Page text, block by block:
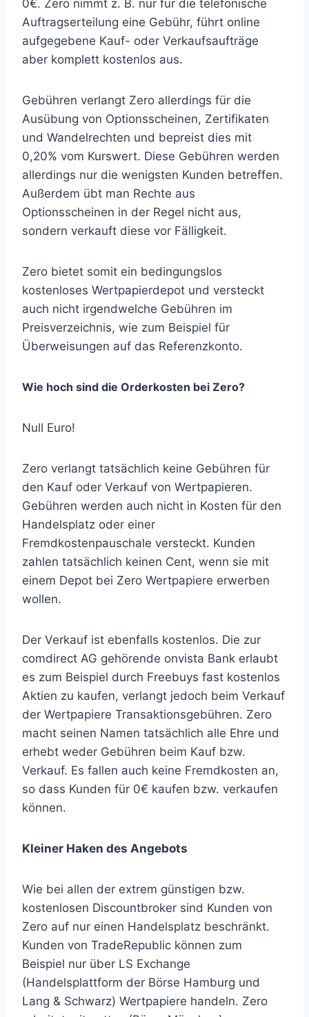
0€. Zero nimmt z. B. nur für die telefonische
Auftragserteilung eine Gebühr, führt online
aufgegebene Kauf- oder Verkaufsaufträge
aber komplett kostenlos aus.
Gebühren verlangt Zero allerdings für die
Ausübung von Optionsscheinen, Zertifikaten
und Wandelrechten und bepreist dies mit
0,20% vom Kurswert. Diese Gebühren werden
allerdings nur die wenigsten Kunden betreffen.
Außerdem übt man Rechte aus
Optionsscheinen in der Regel nicht aus,
sondern verkauft diese vor Fälligkeit.
Zero bietet somit ein bedingungslos
kostenloses Wertpapierdepot und versteckt
auch nicht irgendwelche Gebühren im
Preisverzeichnis, wie zum Beispiel für
Überweisungen auf das Referenzkonto.
Wie hoch sind die Orderkosten bei Zero?
Null Euro!
Zero verlangt tatsächlich keine Gebühren für
den Kauf oder Verkauf von Wertpapieren.
Gebühren werden auch nicht in Kosten für den
Handelsplatz oder einer
Fremdkostenpauschale versteckt. Kunden
zahlen tatsächlich keinen Cent, wenn sie mit
einem Depot bei Zero Wertpapiere erwerben
wollen.
Der Verkauf ist ebenfalls kostenlos. Die zur
comdirect AG gehörende onvista Bank erlaubt
es zum Beispiel durch Freebuys fast kostenlos
Aktien zu kaufen, verlangt jedoch beim Verkauf
der Wertpapiere Transaktionsgebühren. Zero
macht seinen Namen tatsächlich alle Ehre und
erhebt weder Gebühren beim Kauf bzw.
Verkauf. Es fallen auch keine Fremdkosten an,
so dass Kunden für 0€ kaufen bzw. verkaufen
können.
Kleiner Haken des Angebots
Wie bei allen der extrem günstigen bzw.
kostenlosen Discountbroker sind Kunden von
Zero auf nur einen Handelsplatz beschränkt.
Kunden von TradeRepublic können zum
Beispiel nur über LS Exchange
(Handelsplattform der Börse Hamburg und
Lang & Schwarz) Wertpapiere handeln. Zero